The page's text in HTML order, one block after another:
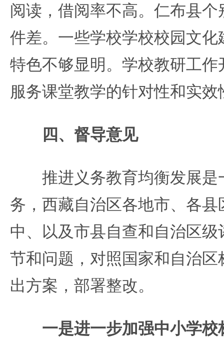
阅读，借阅率不高。仁布县
件差。一些学校学校校园文
特色不够显明。学校教研工
服务课堂教学的针对性和实效
四、督导意见
推进义务教育均衡发展是
务，西藏自治区各地市、各
中、以及市县自查和自治区
节和问题，对照国家和自治
出方案，部署整改。
一是进一步加强中小学校